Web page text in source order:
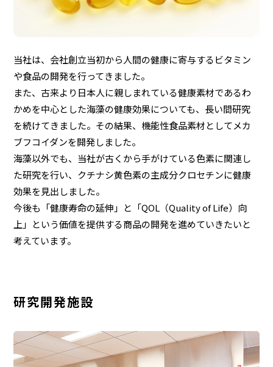
当社は、会社創立当初から人間の健康に寄与するビタミン
や食品の開発を行ってきました。
また、古来より日本人に親しまれている健康素材であるわ
かめを中心とした海藻の健康効果についても、長い間研究
を続けてきました。その結果、機能性食品素材としてメカ
ブフコイダンを開発しました。
海藻以外でも、当社が古くから手がけている色素に関連し
た研究を行い、クチナシ黄色素の主成分クロセチンに健康
効果を見出しました。
今後も「健康寿命の延伸」と「QOL（Quality of Life）向
上」という価値を提供する商品の開発を進めていきたいと
考えています。
研究開発施設